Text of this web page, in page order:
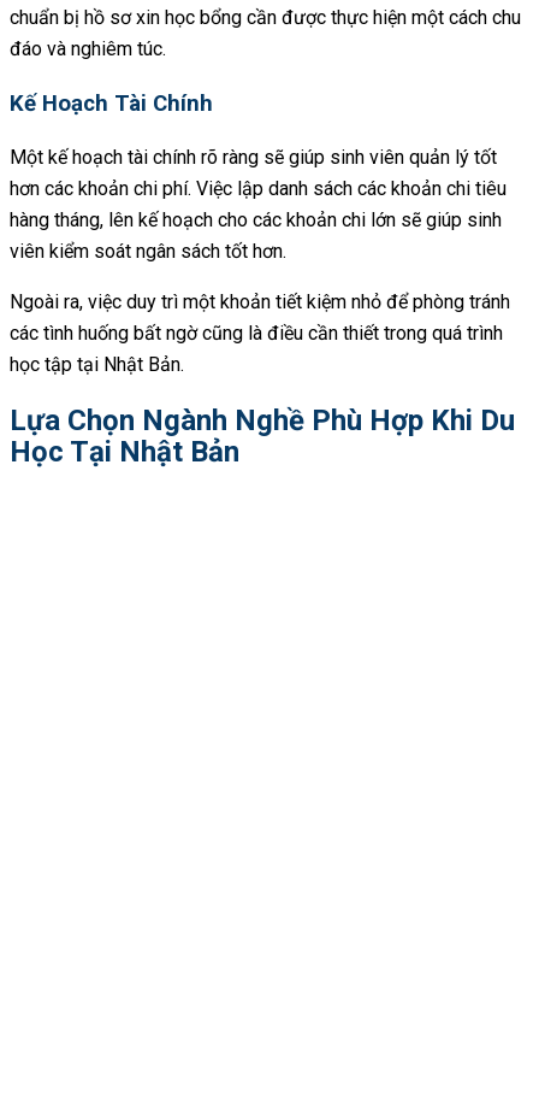
chuẩn bị hồ sơ xin học bổng cần được thực hiện một cách chu
đáo và nghiêm túc.
Kế Hoạch Tài Chính
Một kế hoạch tài chính rõ ràng sẽ giúp sinh viên quản lý tốt
hơn các khoản chi phí. Việc lập danh sách các khoản chi tiêu
hàng tháng, lên kế hoạch cho các khoản chi lớn sẽ giúp sinh
viên kiểm soát ngân sách tốt hơn.
Ngoài ra, việc duy trì một khoản tiết kiệm nhỏ để phòng tránh
các tình huống bất ngờ cũng là điều cần thiết trong quá trình
học tập tại Nhật Bản.
Lựa Chọn Ngành Nghề Phù Hợp Khi Du
Học Tại Nhật Bản